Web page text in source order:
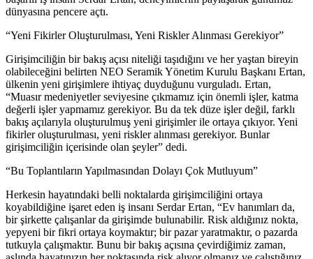
dünyasına pencere açtı.
“Yeni Fikirler Oluşturulması, Yeni Riskler Alınması Gerekiyor”
Girişimciliğin bir bakış açısı niteliği taşıdığını ve her yaştan bireyin
olabileceğini belirten NEO Seramik Yönetim Kurulu Başkanı Ertan,
ülkenin yeni girişimlere ihtiyaç duyduğunu vurguladı. Ertan,
“Muasır medeniyetler seviyesine çıkmamız için önemli işler, katma
değerli işler yapmamız gerekiyor. Bu da tek düze işler değil, farklı
bakış açılarıyla oluşturulmuş yeni girişimler ile ortaya çıkıyor. Yeni
fikirler oluşturulması, yeni riskler alınması gerekiyor. Bunlar
girişimciliğin içerisinde olan şeyler” dedi.
“Bu Toplantıların Yapılmasından Dolayı Çok Mutluyum”
Herkesin hayatındaki belli noktalarda girişimciliğini ortaya
koyabildiğine işaret eden iş insanı Serdar Ertan, “Ev hanımları da,
bir şirkette çalışanlar da girişimde bulunabilir. Risk aldığınız nokta,
yepyeni bir fikri ortaya koymaktır; bir pazar yaratmaktır, o pazarda
tutkuyla çalışmaktır. Bunu bir bakış açısına çevirdiğimiz zaman,